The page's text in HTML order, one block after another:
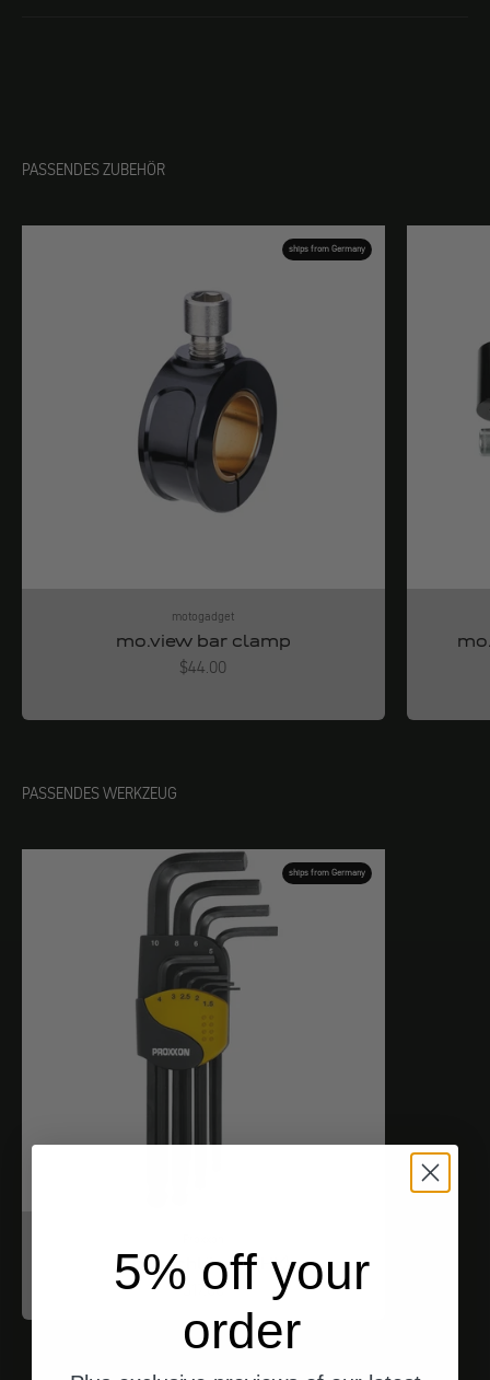
PASSENDES ZUBEHÖR
ships from Germany
motogadget
mo.view bar clamp
Angebot
$44.00
PASSENDES WERKZEUG
ships from Germany
Inbusschlüssel (HX)
Angebot
$17.00
5% off your
order